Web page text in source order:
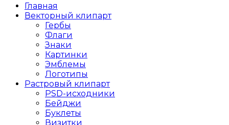
Главная
Векторный клипарт
Гербы
Флаги
Знаки
Картинки
Эмблемы
Логотипы
Растровый клипарт
PSD-исходники
Бейджи
Буклеты
Визитки